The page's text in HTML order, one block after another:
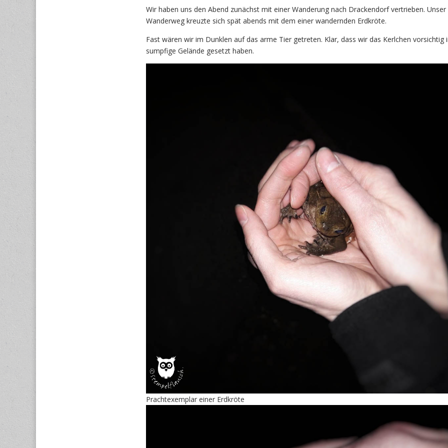
Wir haben uns den Abend zunächst mit einer Wanderung nach Drackendorf vertrieben. Unser
Wanderweg kreuzte sich spät abends mit dem einer wandernden Erdkröte.
Fast wären wir im Dunklen auf das arme Tier getreten. Klar, dass wir das Kerlchen vorsichtig
sumpfige Gelände gesetzt haben.
Prachtexemplar einer Erdkröte